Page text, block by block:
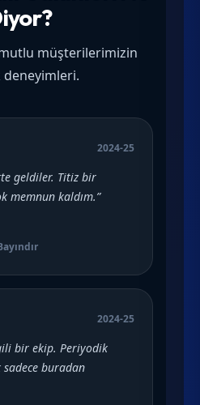
müşterilerimizin
deneyimleri.
2024-25
geldiler. Titiz bir
memnun kaldım.”
2024-25
bir ekip. Periyodik
sadece buradan